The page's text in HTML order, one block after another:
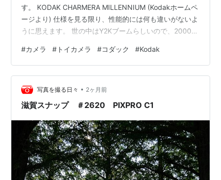
す。 KODAK CHARMERA MILLENNIUM (Kodakホームペ
ージより) 仕様を見る限り、性能的には何も違いがないよ
うに思えます。 世の中はY2Kブームらしいので、2000年
キング参加中写真・カメラ
#カメラ # トイカメラ #コダック #Kodak
写真を撮る日々 • 2ヶ月前
滋賀スナップ ＃2620 PIXPRO C1